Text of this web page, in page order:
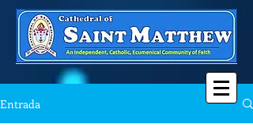
Entrada